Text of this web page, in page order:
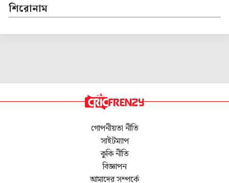
শিরোনাম
গোপনীয়তা নীতি
সাইটম্যাপ
কুকি নীতি
বিজ্ঞাপন
আমাদের সম্পর্কে